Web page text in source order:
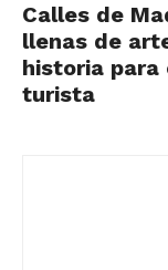
Calles de
llenas de
historia para
turista